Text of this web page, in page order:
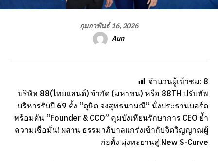
กุมภาพันธ์ 16, 2026
Aun
จำนวนผู้เข้าชม: 8
บริษัท 88(ไทยแลนด์) จำกัด (มหาชน) หรือ 88TH ปรับทัพ
บริหารรับปี 69 ตั้ง “ดุษิต จงสุทธนามณี” นั่งประธานบอร์ด
พร้อมดัน “Founder & CCO” คุมบังเหียนรักษาการ CEO ย้ำ
ความเชื่อมั่น! ผสาน ธรรมาภิบาลแกร่งเข้ากับจิตวิญญาณผู้
ก่อตั้ง มุ่งทะยานสู่ New S-Curve